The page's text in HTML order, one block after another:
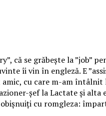
că se grăbește la ”job”
îi vin în engleză. E
cu care m-am
șef la Lactate și
cu romgleza: